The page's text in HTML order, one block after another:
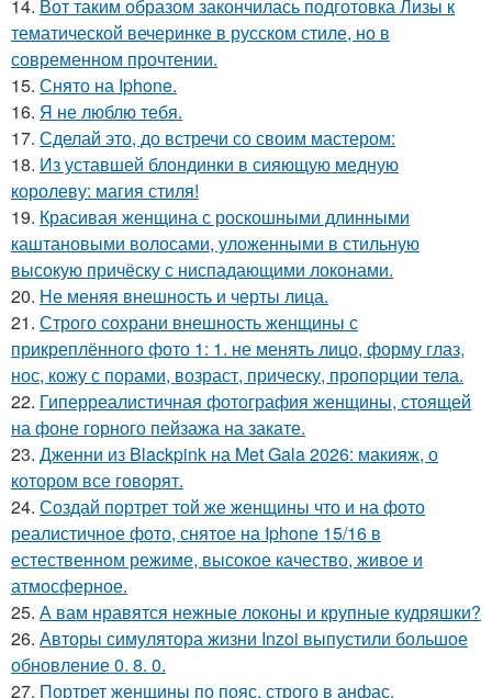
14. Вот таким образом закончилась подготовка Лизы к
тематической вечеринке в русском стиле, но в
современном прочтении.
15. Снято на Iphone.
16. Я не люблю тебя.
17. Сделай это, до встречи со своим мастером:
18. Из уставшей блондинки в сияющую медную
королеву: магия стиля!
19. Красивая женщина с роскошными длинными
каштановыми волосами, уложенными в стильную
высокую причёску с ниспадающими локонами.
20. Не меняя внешность и черты лица.
21. Строго сохрани внешность женщины с
прикреплённого фото 1: 1. не менять лицо, форму глаз,
нос, кожу с порами, возраст, прическу, пропорции тела.
22. Гиперреалистичная фотография женщины, стоящей
на фоне горного пейзажа на закате.
23. Дженни из Blackpink на Met Gala 2026: макияж, о
котором все говорят.
24. Создай портрет той же женщины что и на фото
реалистичное фото, снятое на Iphone 15/16 в
естественном режиме, высокое качество, живое и
атмосферное.
25. А вам нравятся нежные локоны и крупные кудряшки?
26. Авторы симулятора жизни Inzoi выпустили большое
обновление 0. 8. 0.
27. Портрет женщины по пояс, строго в анфас.